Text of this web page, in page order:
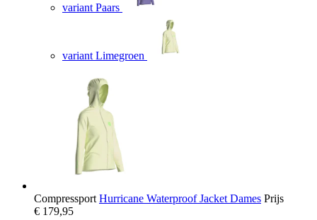
variant Paars
variant Limegroen
Compressport Hurricane Waterproof Jacket Dames Prijs
€ 179,95